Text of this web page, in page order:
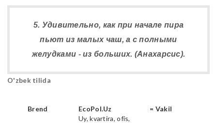
5. Удивительно, как при начале пира
пьют из малых чаш, а с полными
желудками - из больших. (Анахарсис).
O'zbek tilida
Brend EcoPol.Uz = Vakil
Uy, kvartira, ofis,